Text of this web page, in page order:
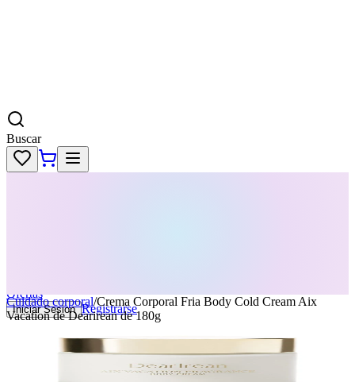
Buscar
Ofertas
Iniciar Sesion Registrarse
Cuidado corporal/Crema Corporal Fria Body Cold Cream Aix
Vacation de Dearirean de 180g